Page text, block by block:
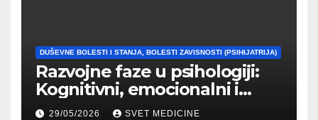
DUŠEVNE BOLESTI I STANJA, BOLESTI ZAVISNOSTI (PSIHIJATRIJA)
Razvojne faze u psihologiji:
Kognitivni, emocionalni i
moralni razvoj čoveka
29/05/2026 SVET MEDICINE